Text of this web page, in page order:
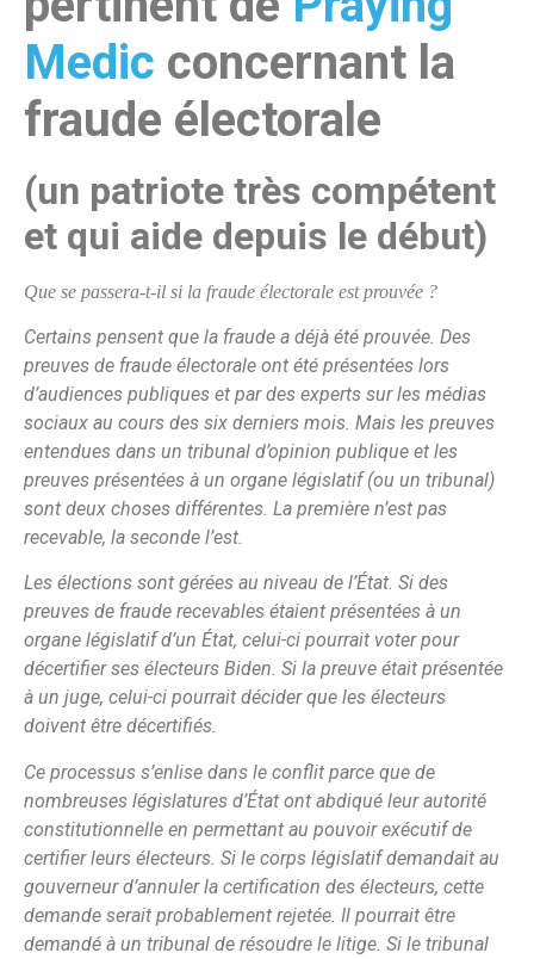
Medic concernant la
fraude électorale
(un patriote très compétent
et qui aide depuis le début)
Que se passera-t-il si la fraude électorale est prouvée ?
Certains pensent que la fraude a déjà été prouvée. Des
preuves de fraude électorale ont été présentées lors
d’audiences publiques et par des experts sur les médias
sociaux au cours des six derniers mois. Mais les preuves
entendues dans un tribunal d’opinion publique et les
preuves présentées à un organe législatif (ou un tribunal)
sont deux choses différentes. La première n’est pas
recevable, la seconde l’est.
Les élections sont gérées au niveau de l’État. Si des
preuves de fraude recevables étaient présentées à un
organe législatif d’un État, celui-ci pourrait voter pour
décertifier ses électeurs Biden. Si la preuve était présentée
à un juge, celui-ci pourrait décider que les électeurs
doivent être décertifiés.
Ce processus s’enlise dans le conflit parce que de
nombreuses législatures d’État ont abdiqué leur autorité
constitutionnelle en permettant au pouvoir exécutif de
certifier leurs électeurs. Si le corps législatif demandait au
gouverneur d’annuler la certification des électeurs, cette
demande serait probablement rejetée. Il pourrait être
demandé à un tribunal de résoudre le litige. Si le tribunal